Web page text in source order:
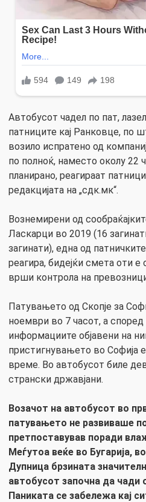
Автобусот чадел по пат,
патниците кај Ранковце, по
возило испратено од
по полноќ, наместо околу 22
планирано, реагираат
редакцијата на „сдк.мк“.
Вознемирени од
Ласкарци во 2019 (16
загинати), една од
реагира, бидејќи смета оти е
врши контрола на
Патувањето од Скопје за
ноември во 7 часот, а
информациите објавени на
пристигнувањето во Софија
време. Во автобусот биле
странски државјани.
Возачот на автобусот во
патувањето не развиваше
претпоставував поради
Меѓутоа веќе во Бугарија,
Дупница брзината
автобусот започна да чади
Паниката се забележа кај